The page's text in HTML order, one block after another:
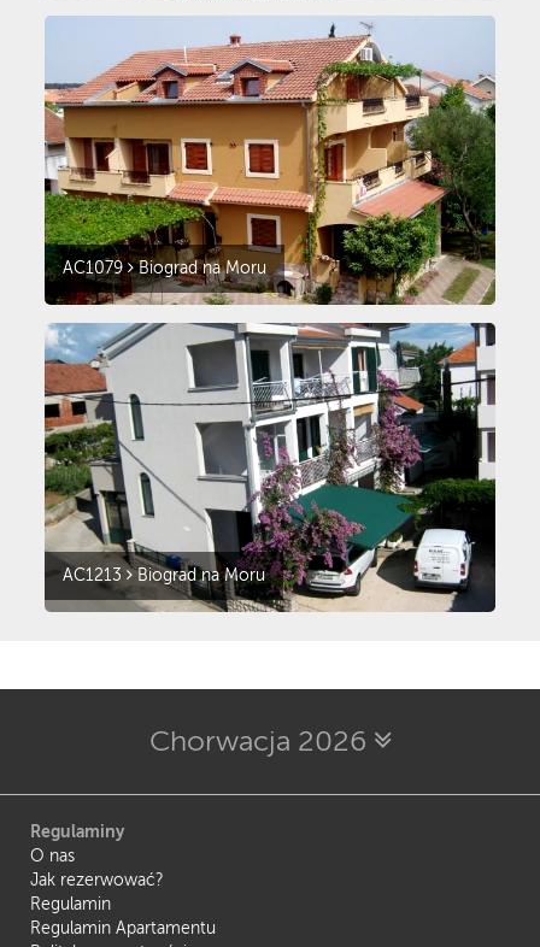
AC1079 Biograd na Moru
AC1213 Biograd na Moru
Chorwacja 2026
Regulaminy
O nas
Jak rezerwować?
Regulamin
Regulamin Apartamentu